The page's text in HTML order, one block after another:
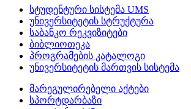
სტუდენტური სისტემა UMS
უნივერსიტეტის სტრუქტურა
საბანკო რეკვიზიტები
ბიბლიოთეკა
პროგრამების კატალოგი
უნივერსიტეტის მართვის სისტემა
მარეგულირებელი აქტები
სპორტდარბაზი